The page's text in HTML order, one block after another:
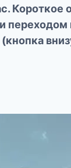
Короткое
переходом